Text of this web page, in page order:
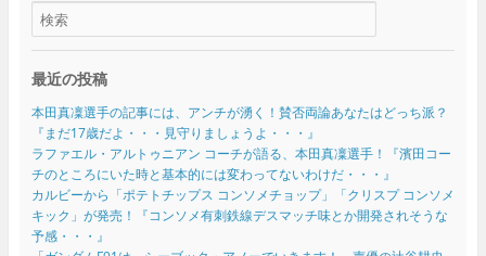
最近の投稿
本田真凜選手の記事には、アンチが湧く！賛否両論あなたはどっち派？
『まだ17歳だよ・・・見守りましょうよ・・・』
ラファエル・アルトゥニアン コーチが語る、本田真凜選手！『濱田コー
チのところにいた時と基本的には変わってないわけだ・・・』
カルビーから「ポテトチップス コンソメチョップ」「クリスプ コンソメ
キック」が発売！『コンソメ有刺鉄線デスマッチ味とか開発されそうな
予感・・・』